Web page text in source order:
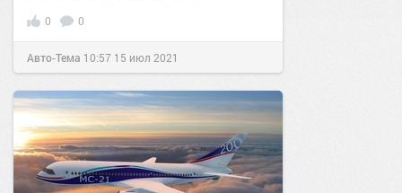
0 0
Авто-Тема 10:57 15 июл 2021